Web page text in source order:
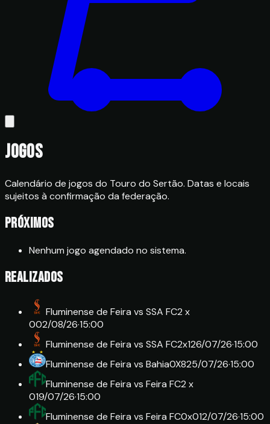
Jogos
Calendário de jogos do Touro do Sertão. Datas e locais
sujeitos à confirmação da federação.
Próximos
Nenhum jogo agendado no sistema.
Realizados
Fluminense de Feira vs SSA FC2 x
002/08/26·15:00
Fluminense de Feira vs SSA FC2x126/07/26·15:00
Fluminense de Feira vs Bahia0X825/07/26·15:00
Fluminense de Feira vs Feira FC2 x
019/07/26·15:00
Fluminense de Feira vs Feira FC0x012/07/26·15:00